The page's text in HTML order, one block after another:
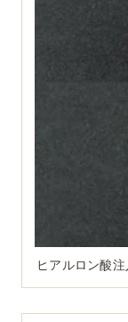
ヒアルロン酸